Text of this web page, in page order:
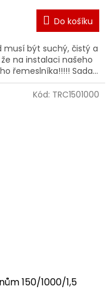
Do košíku
musí být suchý, čistý a
na instalaci našeho
řemeslníka!!!!! Sada...
150/1000/1,5
Kód: TRC1501000